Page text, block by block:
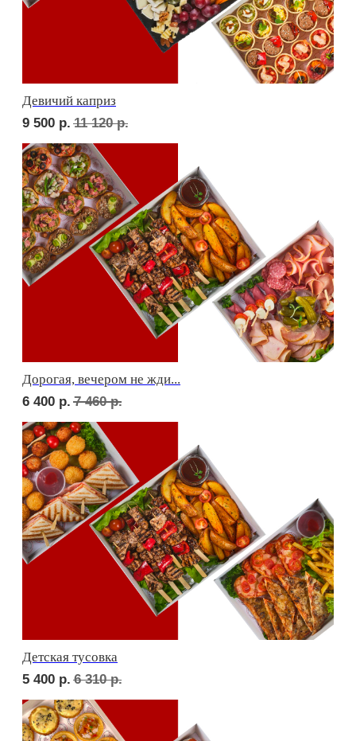
ФУРШЕТ ЗА 24 ЧАСА
Фуршет 1 доставим за 24 часа
11 940 р.
Фуршет 2 доставим за 24 часа